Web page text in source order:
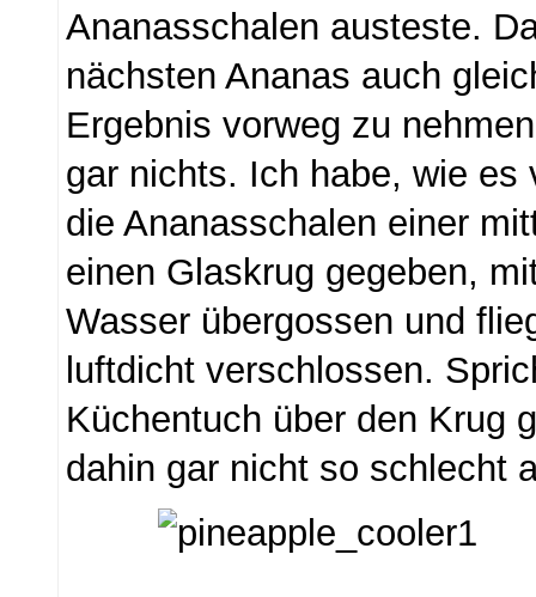
Ananasschalen austeste.
nächsten Ananas auch
Ergebnis vorweg zu
gar nichts. Ich habe, wie es
die Ananasschalen einer
einen Glaskrug gegeben,
Wasser übergossen und
luftdicht verschlossen.
Küchentuch über den Krug
dahin gar nicht so schlecht